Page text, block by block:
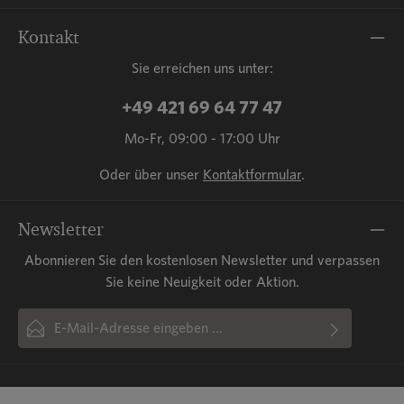
Kontakt
Sie erreichen uns unter:
+49 421 69 64 77 47
Mo-Fr, 09:00 - 17:00 Uhr
Oder über unser Kontaktformular.
Newsletter
Abonnieren Sie den kostenlosen Newsletter und verpassen
Sie keine Neuigkeit oder Aktion.
E-Mail-Adresse*